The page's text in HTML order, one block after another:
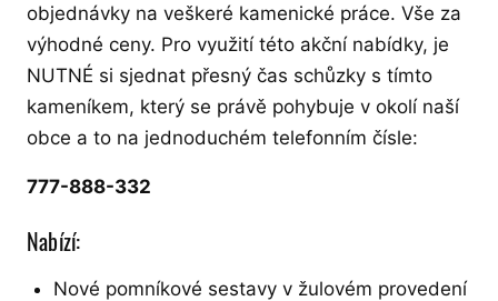
objednávky na veškeré kamenické práce. Vše za
výhodné ceny. Pro využití této akční nabídky, je
NUTNÉ si sjednat přesný čas schůzky s tímto
kameníkem, který se právě pohybuje v okolí naší
obce a to na jednoduchém telefonním čísle:
777-888-332
Nabízí:
Nové pomníkové sestavy v žulovém provedení